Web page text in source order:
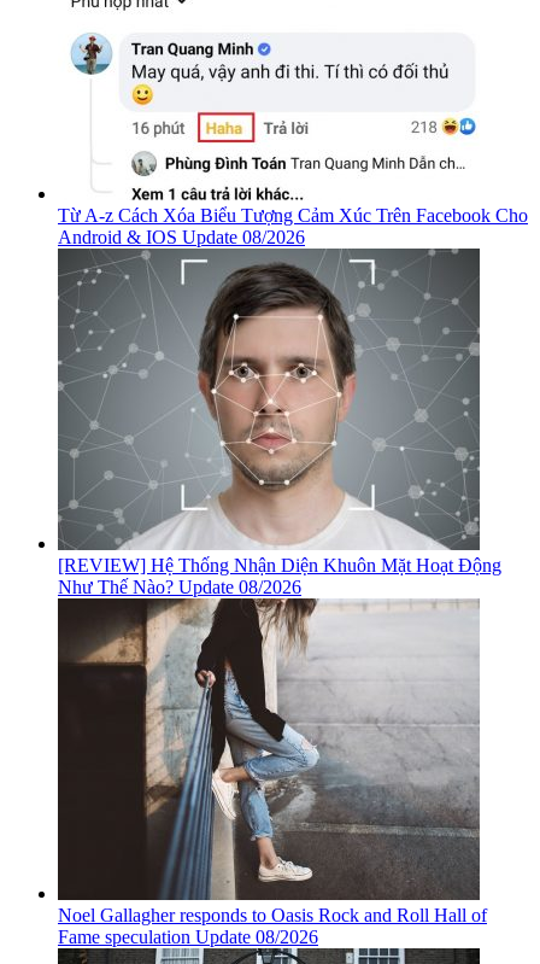
Từ A-z Cách Xóa Biểu Tượng Cảm Xúc Trên Facebook Cho
Android & IOS Update 08/2026
[REVIEW] Hệ Thống Nhận Diện Khuôn Mặt Hoạt Động
Như Thế Nào? Update 08/2026
Noel Gallagher responds to Oasis Rock and Roll Hall of
Fame speculation Update 08/2026